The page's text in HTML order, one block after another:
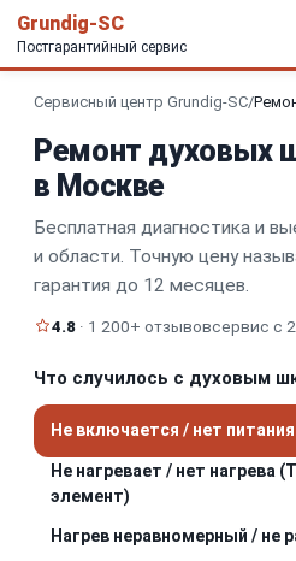
Grundig-SC
Постгарантийный сервис
Сервисный центр Grundig-SC/
Ремонт духовых
в Москве
Бесплатная диагностика и
и области. Точную цену
гарантия до 12 месяцев.
4.8 · 1 200+ отзывовсервис с
Что случилось с духовым
Не включается / нет питания
Не нагревает / нет нагрева
элемент)
Нагрев неравномерный / не